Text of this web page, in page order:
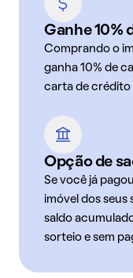
Ganhe 10%
Comprando o
ganha 10% de
carta de crédito
Opção de
Se você já
imóvel dos seus
saldo
sorteio e sem